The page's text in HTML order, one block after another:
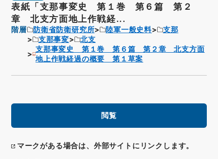
表紙「支那事変史 第１巻 第６篇 第２
章 北支方面地上作戦経...
階層 防衛省防衛研究所 陸軍一般史料
支那
支那事変
北支
支那事変史 第１巻 第６篇 第２章 北支方面
地上作戦経過の概要 第１草案
閲覧
マークがある場合は、外部サイトにリンクします。